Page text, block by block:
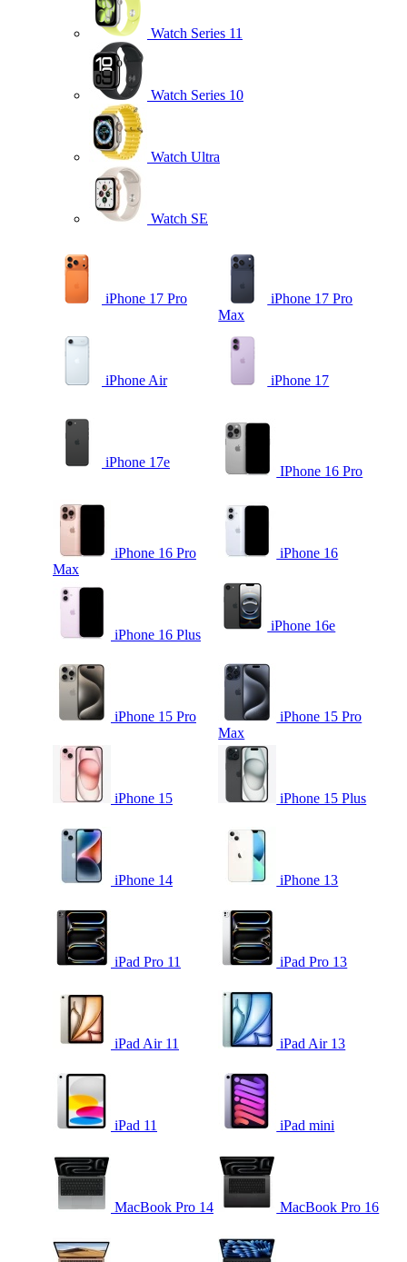
Watch Series 11
Watch Series 10
Watch Ultra
Watch SE
iPhone 17 Pro
iPhone 17 Pro
Max
iPhone Air iPhone 17
iPhone 17e
IPhone 16 Pro
iPhone 16 Pro
Max
iPhone 16
iPhone 16 Plus
iPhone 16e
iPhone 15 Pro
iPhone 15 Pro
Max
iPhone 15 iPhone 15 Plus
iPhone 14 iPhone 13
iPad Pro 11 iPad Pro 13
iPad Air 11 iPad Air 13
iPad 11 iPad mini
MacBook Pro 14 MacBook Pro 16